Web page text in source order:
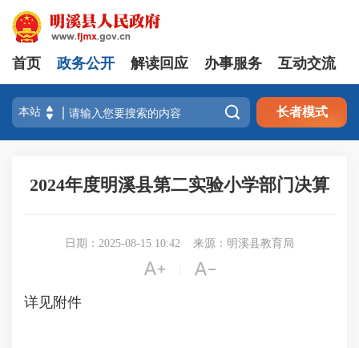
首页 政务公开 解读回应 办事服务 互动交流
 长者模式
2024年度明溪县第二实验小学部门决算
日期：2025-08-15 10:42 来源：明溪县教育局
 
详见附件